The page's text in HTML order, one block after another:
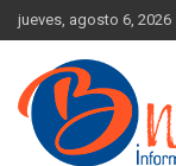
Skip
to
content
jueves, agosto 6, 2026